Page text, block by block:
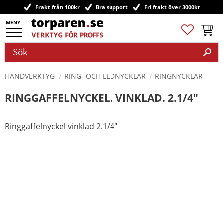
Meny
Frakt från 100kr Bra support Fri frakt över 3000kr
Favoriter
HANDVERKTYG RING- OCH LEDNYCKLAR RINGNYCKLAR
RINGGAFFELNYCKEL. VINKLAD. 2.1/4"
Ringgaffelnyckel vinklad 2.1/4"